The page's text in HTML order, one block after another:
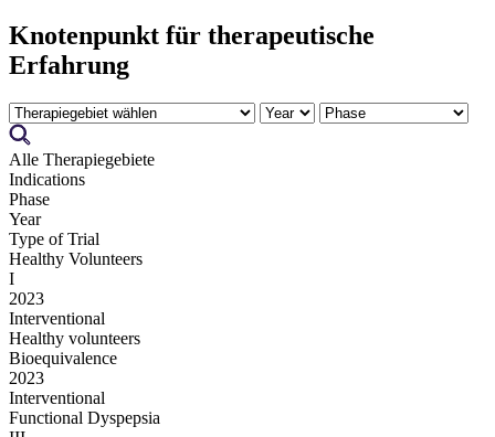
Knotenpunkt für therapeutische
Erfahrung
Alle Therapiegebiete
Indications
Phase
Year
Type of Trial
Healthy Volunteers
I
2023
Interventional
Healthy volunteers
Bioequivalence
2023
Interventional
Functional Dyspepsia